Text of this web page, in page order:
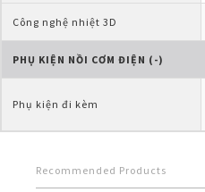
Công nghệ nhiệt 3D
PHỤ KIỆN NỒI CƠM ĐIỆN (-)
Phụ kiện đi kèm
Recommended Products